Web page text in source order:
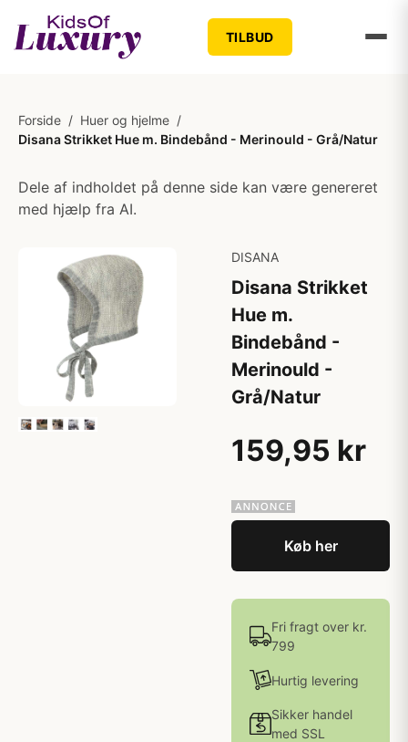
TILBUD
Forside / Huer og hjelme /
Disana Strikket Hue m. Bindebånd - Merinould - Grå/Natur
Dele af indholdet på denne side kan være genereret
med hjælp fra AI.
DISANA
Disana Strikket
Hue m.
Bindebånd -
Merinould -
Grå/Natur
159,95 kr
Køb her
Fri fragt over kr.
799
Hurtig levering
Sikker handel
med SSL